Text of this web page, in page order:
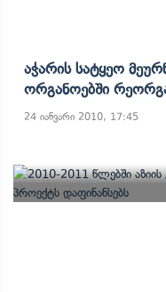
Აჭარის Სატყეო
Ორგანოებში
24 იანვარი 2010, 17:45